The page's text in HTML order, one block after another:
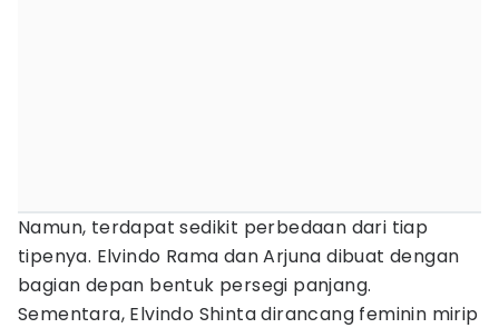
Namun, terdapat sedikit perbedaan dari tiap
tipenya. Elvindo Rama dan Arjuna dibuat dengan
bagian depan bentuk persegi panjang.
Sementara, Elvindo Shinta dirancang feminin mirip